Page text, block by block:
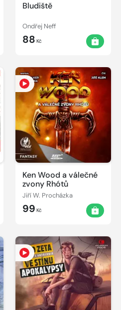
Bludiště
Ondřej Neff
88 Kč
Ken Wood a válečné
zvony Rhótů
Jiří W. Procházka
99 Kč